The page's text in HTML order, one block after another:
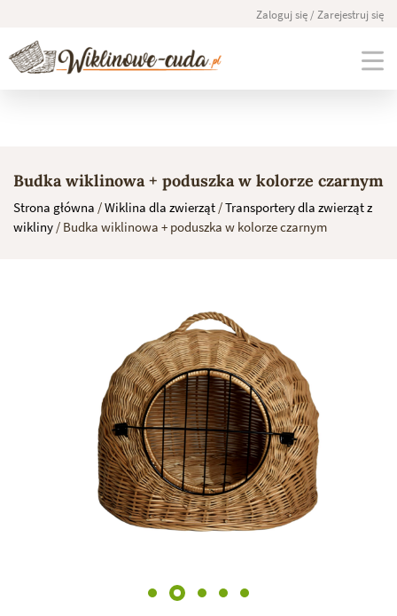
content
Zaloguj się / Zarejestruj się
Budka wiklinowa + poduszka w kolorze czarnym
Strona główna /Wiklina dla zwierząt /Transportery dla zwierząt z
wikliny / Budka wiklinowa + poduszka w kolorze czarnym